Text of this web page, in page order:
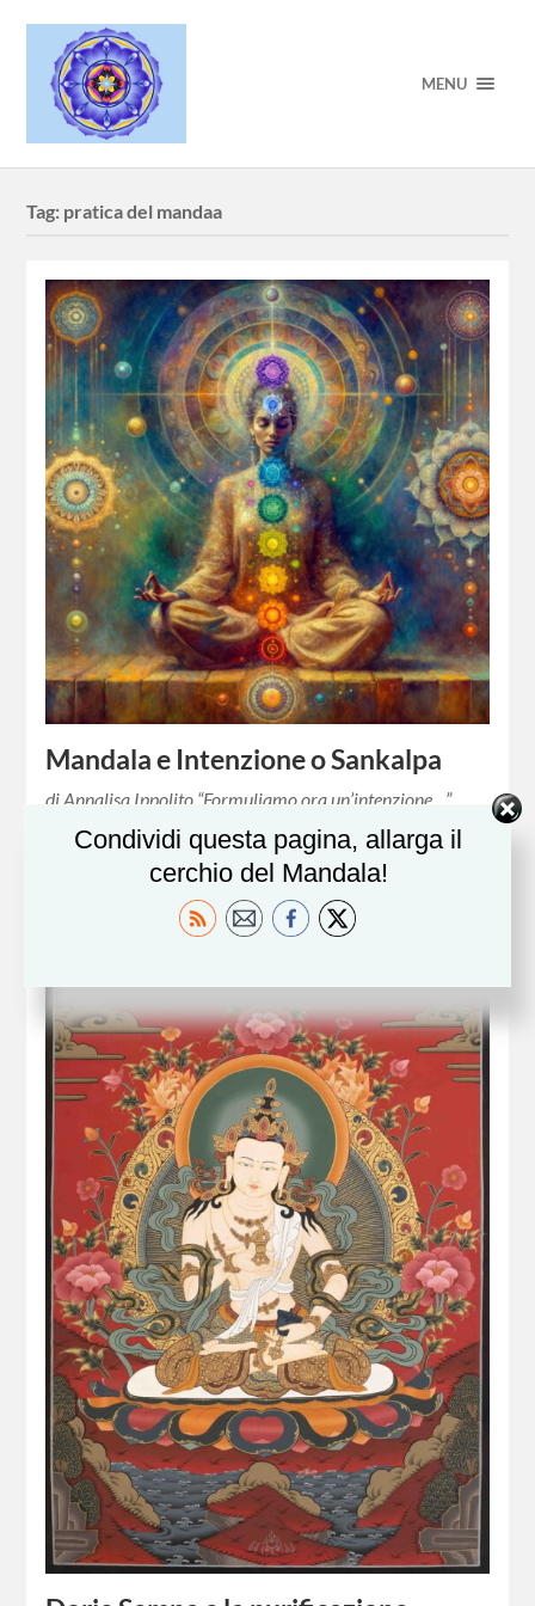
MENU
Tag: pratica del mandaa
Mandala e Intenzione o Sankalpa
di Annalisa Ippolito “Formuliamo ora un’intenzione…”
Questa frase la sentiamo spesso all’inizio di una
meditazione, di una pratica yoga o durante la creazione di
un mandala. Ma cosa…
Condividi questa pagina, allarga il
cerchio del Mandala!